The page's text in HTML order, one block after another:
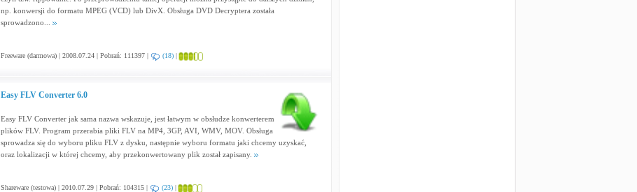
np. konwersji do formatu MPEG (VCD) lub DivX. Obsługa DVD Decryptera została
sprowadzono...
Freeware (darmowa) | 2008.07.24 | Pobrań: 111397 | (18)|
Easy FLV Converter 6.0
Easy FLV Converter jak sama nazwa wskazuje, jest łatwym w obsłudze konwerterem
plików FLV. Program przerabia pliki FLV na MP4, 3GP, AVI, WMV, MOV. Obsługa
sprowadza się do wyboru pliku FLV z dysku, następnie wyboru formatu jaki chcemy uzyskać,
oraz lokalizacji w której chcemy, aby przekonwertowany plik został zapisany.
Shareware (testowa) | 2010.07.29 | Pobrań: 104315 | (23)|